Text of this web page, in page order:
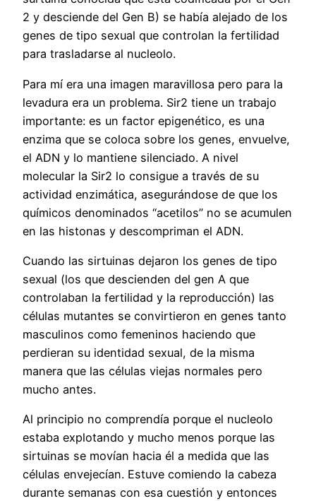
2 y desciende del Gen B) se había alejado de los
genes de tipo sexual que controlan la fertilidad
para trasladarse al nucleolo.
Para mí era una imagen maravillosa pero para la
levadura era un problema. Sir2 tiene un trabajo
importante: es un factor epigenético, es una
enzima que se coloca sobre los genes, envuelve,
el ADN y lo mantiene silenciado. A nivel
molecular la Sir2 lo consigue a través de su
actividad enzimática, asegurándose de que los
químicos denominados “acetilos” no se acumulen
en las histonas y descompriman el ADN.
Cuando las sirtuinas dejaron los genes de tipo
sexual (los que descienden del gen A que
controlaban la fertilidad y la reproducción) las
células mutantes se convirtieron en genes tanto
masculinos como femeninos haciendo que
perdieran su identidad sexual, de la misma
manera que las células viejas normales pero
mucho antes.
Al principio no comprendía porque el nucleolo
estaba explotando y mucho menos porque las
sirtuinas se movían hacia él a medida que las
células envejecían. Estuve comiendo la cabeza
durante semanas con esa cuestión y entonces